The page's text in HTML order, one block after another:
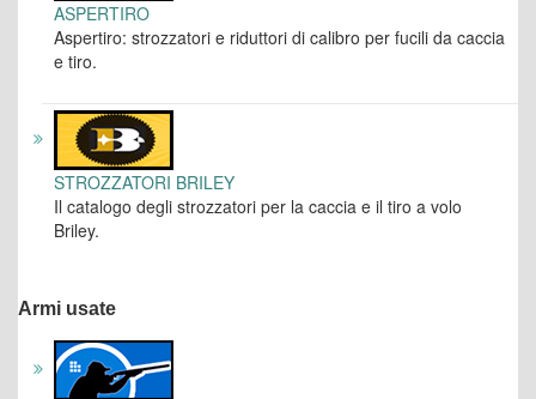
ASPERTIRO
Aspertiro: strozzatori e riduttori di calibro per fucili da caccia
e tiro.
STROZZATORI BRILEY
Il catalogo degli strozzatori per la caccia e il tiro a volo
Briley.
Armi usate